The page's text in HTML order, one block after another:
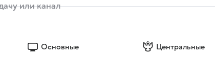
Основные Центральные